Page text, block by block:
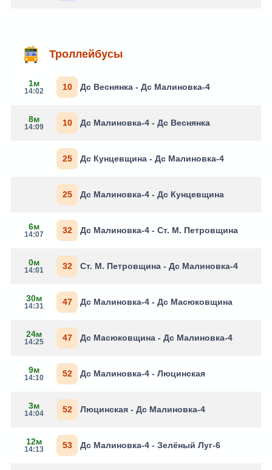
Троллейбусы
1м
14:02 10 Дс Веснянка - Дс Малиновка-4
8м
14:09 10 Дс Малиновка-4 - Дс Веснянка
25 Дс Кунцевщина - Дс Малиновка-4
25 Дс Малиновка-4 - Дс Кунцевщина
6м
14:07 32 Дс Малиновка-4 - Ст. М. Петровщина
0м
14:01 32 Ст. М. Петровщина - Дс Малиновка-4
30м
14:31 47 Дс Малиновка-4 - Дс Масюковщина
24м
14:25 47 Дс Масюковщина - Дс Малиновка-4
9м
14:10 52 Дс Малиновка-4 - Люцинская
3м
14:04 52 Люцинская - Дс Малиновка-4
12м
14:13 53 Дс Малиновка-4 - Зелёный Луг-6